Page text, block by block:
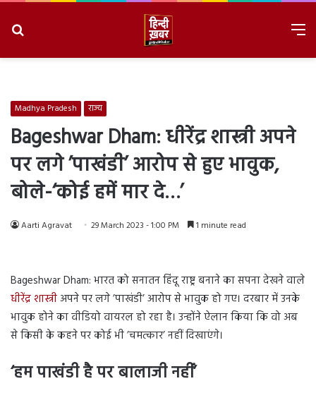
Madhya Pradesh राज्य
Bageshwar Dham: धीरेंद्र शास्त्री अपने
पर लगे ’पाखंडी’ आरोप से हुए भावुक,
बोले-‘कोई हमें मार दे…’
Aarti Agravat 29 March 2023 - 1:00 PM 1 minute read
Bageshwar Dham: भारत को सनातन हिंदू राष्ट्र बनाने का सपना देखने वाले
धीरेंद्र शास्त्रीअपने पर लगे ’पाखंडी’ आरोप से भावुक हो गए। दरबार में उनके
भावुक होने का वीडियो वायरल हो रहा है। उन्होंने ऐलान किया कि वो अब
से किसी के कहने पर कोई भी ’चमत्कार’ नहीं दिखाएंगे।
‘हम पाखंडी है पर बालाजी नहीं’